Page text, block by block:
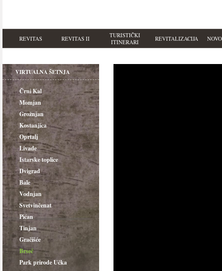
REVITAS REVITAS II
TURISTIČKI
ITINERARI
REVITALIZACIJA
VIRTUALNA ŠETNJA
Črni Kal
Momjan
Grožnjan
Kostanjica
Oprtalj
Livade
Istarske toplice
Dvigrad
Bale
Vodnjan
Svetvinčenat
Pićan
Tinjan
Gračišće
Brseč
Park prirode Učka